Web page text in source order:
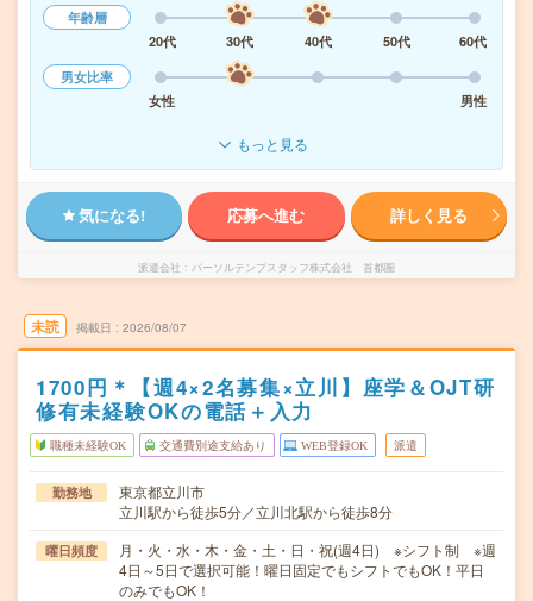
年齢層
20代
30代 40代 50代
60代
男女比率
女性
男性
もっと見る
気になる! 応募へ進む 詳しく見る
派遣会社 パーソルテンプスタッフ株式会社 首都圏
未読 掲載日 2026/08/07
1700円＊【週4×2名募集×立川】座学＆OJT研
修有未経験OKの電話＋入力
職種未経験OK 交通費別途支給あり WEB登録OK 派遣
勤務地
東京都立川市
立川駅から徒歩5分／立川北駅から徒歩8分
曜日頻度
月・火・水・木・金・土・日・祝(週4日) ※シフト制 ※週
4日～5日で選択可能！曜日固定でもシフトでもOK！平日
のみでもOK！